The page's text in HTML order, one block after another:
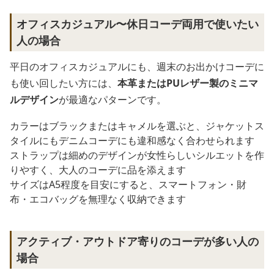
オフィスカジュアル〜休日コーデ両用で使いたい
人の場合
平日のオフィスカジュアルにも、週末のお出かけコーデに
も使い回したい方には、 本革またはPUレザー製のミニマ
ルデザインが最適なパターンです。
カラーはブラックまたはキャメルを選ぶと、ジャケットス
タイルにもデニムコーデにも違和感なく合わせられます
ストラップは細めのデザインが女性らしいシルエットを作
りやすく、大人のコーデに品を添えます
サイズはA5程度を目安にすると、スマートフォン・財
布・エコバッグを無理なく収納できます
アクティブ・アウトドア寄りのコーデが多い人の
場合